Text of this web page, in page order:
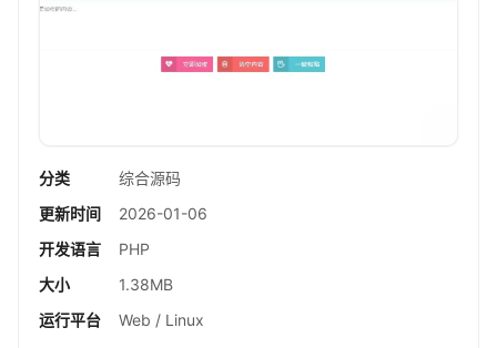
分类
综合源码
更新时间
2026-01-06
开发语言
PHP
大小
1.38MB
运行平台
Web / Linux